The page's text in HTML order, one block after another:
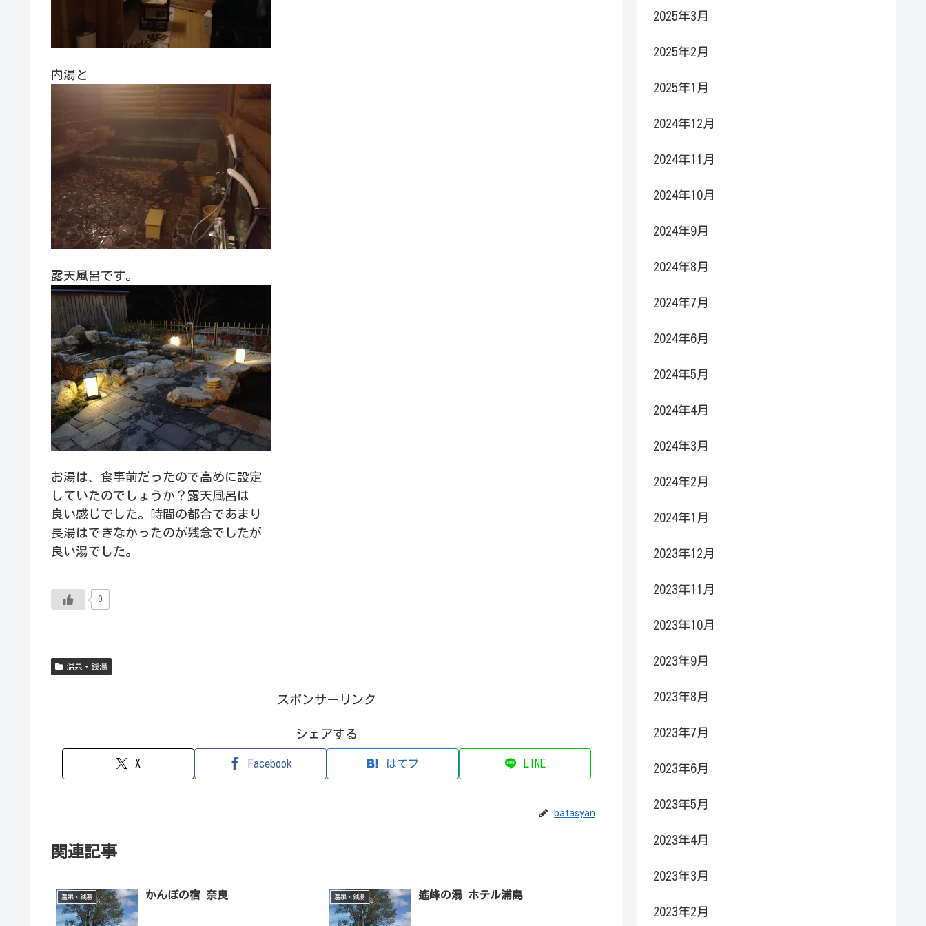
内湯と
露天風呂です。
お湯は、食事前だったので高めに設定
していたのでしょうか？露天風呂は
良い感じでした。時間の都合であまり
長湯はできなかったのが残念でしたが
良い湯でした。
0
温泉・銭湯
スポンサーリンク
シェアする
X Facebook はてブ LINE
batasyan
関連記事
温泉・銭湯 かんぽの宿 奈良 温泉・銭湯 遙峰の湯 ホテル浦島
2025年3月
2025年2月
2025年1月
2024年12月
2024年11月
2024年10月
2024年9月
2024年8月
2024年7月
2024年6月
2024年5月
2024年4月
2024年3月
2024年2月
2024年1月
2023年12月
2023年11月
2023年10月
2023年9月
2023年8月
2023年7月
2023年6月
2023年5月
2023年4月
2023年3月
2023年2月